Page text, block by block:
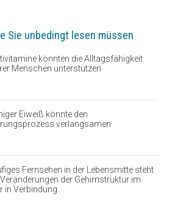
Sie unbedingt lesen müssen
könnten die Alltagsfähigkeit
Menschen unterstützen
Eiweiß könnte den
verlangsamen
Fernsehen in der Lebensmitte steht
der Gehirnstruktur im
in Verbindung